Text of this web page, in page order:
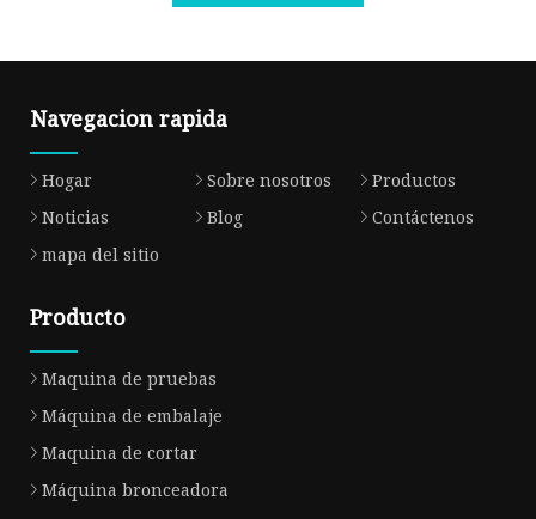
Navegacion rapida
Hogar Sobre nosotros
Productos
Noticias
Blog
Contáctenos
mapa del sitio
Producto
Maquina de pruebas
Máquina de embalaje
Maquina de cortar
Máquina bronceadora